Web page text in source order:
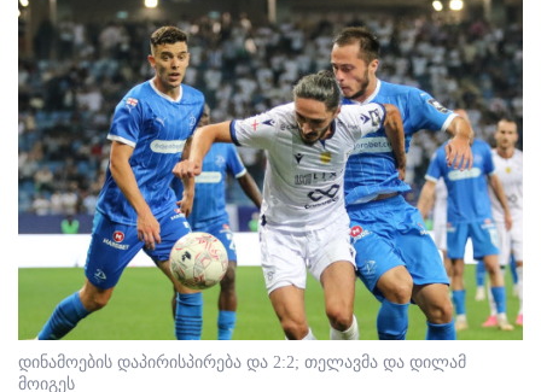
დინამოების დაპირისპირება და 2:2; თელავმა და დილამ
მოიგეს